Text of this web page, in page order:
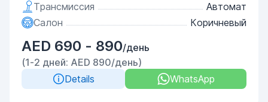
Трансмиссия
Автомат
Салон
Коричневый
AED 690 - 890/день
(1-2 дней: AED 890/день)
Details
WhatsApp